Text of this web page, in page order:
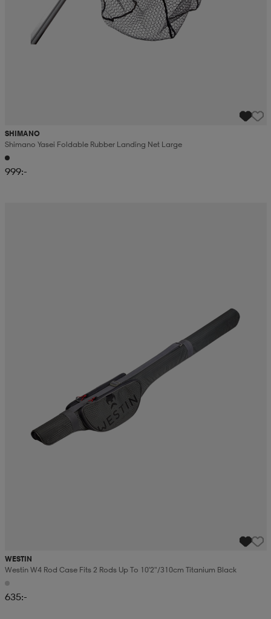
SHIMANO
Shimano Yasei Foldable Rubber Landing Net Large
999:-
WESTIN
Westin W4 Rod Case Fits 2 Rods Up To 10'2"/310cm Titanium Black
635:-